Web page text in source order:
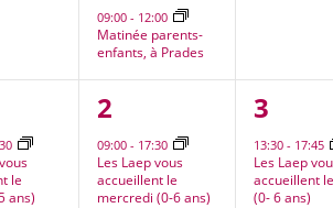
09:00- 12:00
Matinée parents-
enfants, à Prades
le
ans)
2
évènements,
2
09:00- 17:30
Les Laep vous
accueillent le
mercredi (0-6 ans)
1
3
13:30 - 17:45
Les Laep
accueillent
(0- 6 ans)